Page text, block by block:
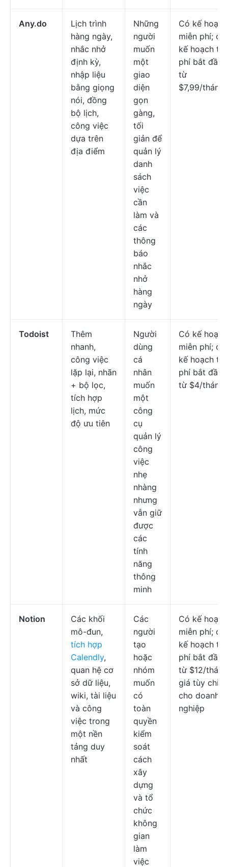
Any.do
Lịch trình
hàng ngày,
nhắc nhở
định kỳ,
nhập liệu
bằng giọng
nói, đồng
bộ lịch,
công việc
dựa trên
địa điểm
Những
người
muốn
một
giao
diện
gọn
gàng,
tối
giản để
quản lý
danh
sách
việc
cần
làm và
các
thông
báo
nhắc
nhở
hàng
ngày
Có kế hoạch
miễn phí;
kế hoạch trả
phí bắt đầu
từ
$7,99/tháng
Todoist
Thêm
nhanh,
công việc
lặp lại, nhãn
+ bộ lọc,
tích hợp
lịch, mức
độ ưu tiên
Người
dùng
cá
nhân
muốn
một
công
cụ
quản lý
công
việc
nhẹ
nhàng
nhưng
vẫn giữ
được
các
tính
năng
thông
minh
Có kế hoạch
miễn phí;
kế hoạch trả
phí bắt đầu
từ $4/tháng
Notion
Các khối
mô-đun,
tích hợp
Calendly,
quan hệ cơ
sở dữ liệu,
wiki, tài liệu
và công
việc trong
một nền
tảng duy
nhất
Các
người
tạo
hoặc
nhóm
muốn
có
toàn
quyền
kiểm
soát
cách
xây
dựng
và tổ
chức
không
gian
làm
việc
Có kế hoạch
miễn phí;
kế hoạch trả
phí bắt đầu
từ $12/
giá tùy chỉnh
cho doanh
nghiệp